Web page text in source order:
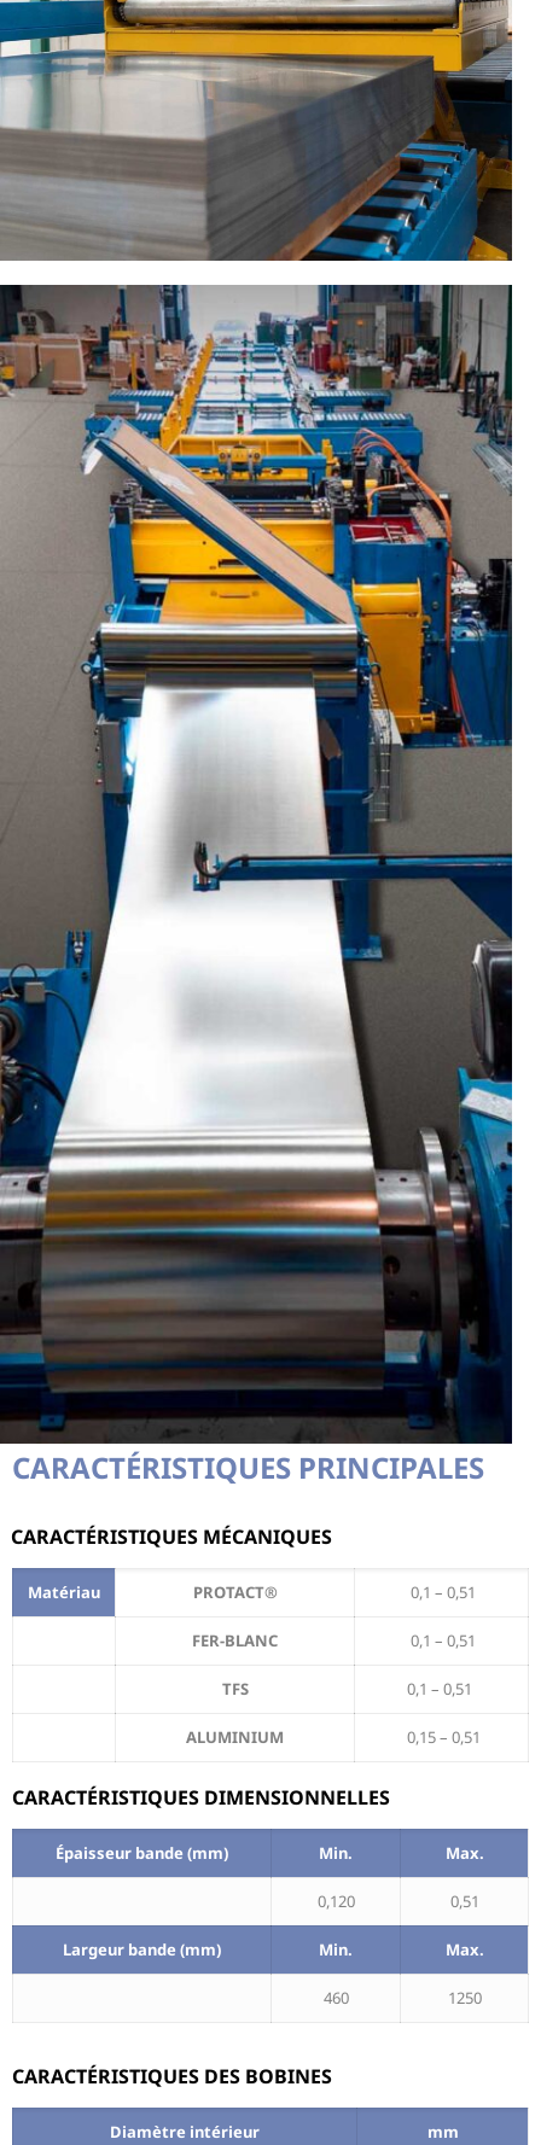
CARACTÉRISTIQUES PRINCIPALES
CARACTÉRISTIQUES MÉCANIQUES
Matériau PROTACT® 0,1 – 0,51
FER-BLANC 0,1 – 0,51
TFS 0,1 – 0,51
ALUMINIUM 0,15 – 0,51
CARACTÉRISTIQUES DIMENSIONNELLES
Épaisseur bande (mm) Min. Max.
0,120 0,51
Largeur bande (mm) Min. Max.
460 1250
CARACTÉRISTIQUES DES BOBINES
Diamètre intérieur mm